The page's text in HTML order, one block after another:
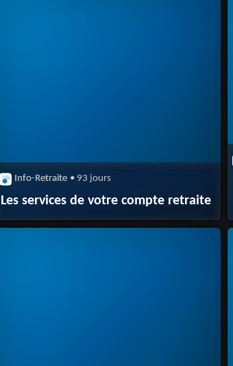
Info-Retraite • 93 jours
Les services de votre compte retraite